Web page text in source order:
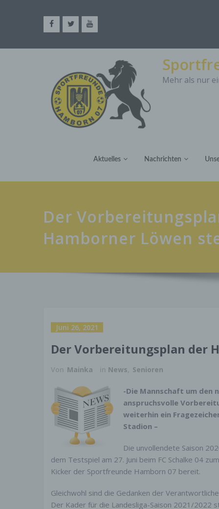
Mehr als nur
Aktuelles Nachrichten
Der
Hamborner Löwen
Juni 26, 2021
Der Vorbereitungsplan der
Von Mainka in News, Senioren
-Die Mannschaft um den
anspruchsvolle
weiterhin ein
Stadion –
Die unvollendete Saison
dem Testspiel am 27. Juni beim FC Schalke 04
Kicker der Sportfreunde Hamborn 07 bereit.
Gleichwohl sind die Gedanken der
Der Kader für die Landesliga-Saison 2021/